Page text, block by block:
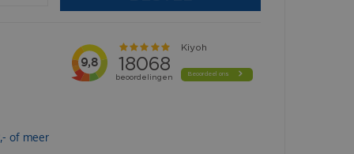
of meer